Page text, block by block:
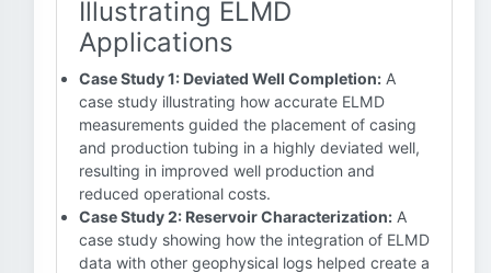
Illustrating ELMD
Applications
Case Study 1: Deviated Well Completion: A
case study illustrating how accurate ELMD
measurements guided the placement of casing
and production tubing in a highly deviated well,
resulting in improved well production and
reduced operational costs.
Case Study 2: Reservoir Characterization: A
case study showing how the integration of ELMD
data with other geophysical logs helped create a